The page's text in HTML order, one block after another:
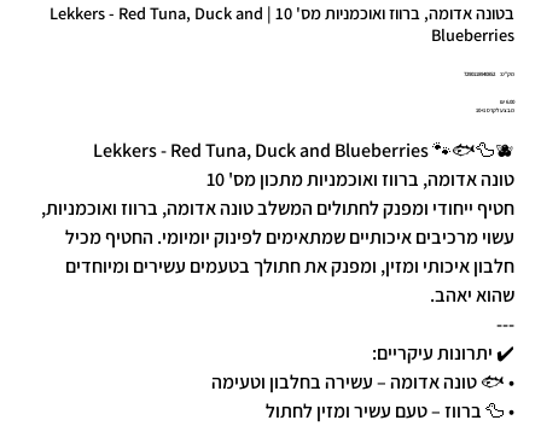
בטונה אדומה, ברווז ואוכמניות מס' 10 | Lekkers - Red Tuna, Duck and
Blueberries
מק"ט:
מק"ט
7290118940852
מחיר
‏6.00 ‏₪
מבצע לקרס 10+1
Lekkers - Red Tuna, Duck and Blueberries 🐾🐟🦆🫐
טונה אדומה, ברווז ואוכמניות מתכון מס' 10
חטיף ייחודי ומפנק לחתולים המשלב טונה אדומה, ברווז ואוכמניות,
עשוי מרכיבים איכותיים שמתאימים לפינוק יומיומי. החטיף מכיל
חלבון איכותי ומזין, ומפנק את חתולך בטעמים עשירים ומיוחדים
שהוא יאהב.
---
✔️ יתרונות עיקריים:
• 🐟 טונה אדומה – עשירה בחלבון וטעימה
• 🦆 ברווז – טעם עשיר ומזין לחתול